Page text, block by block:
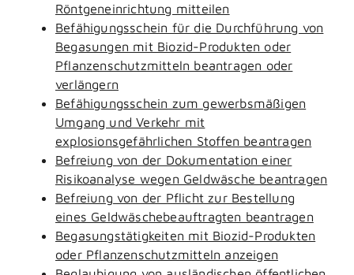
Röntgeneinrichtung mitteilen
Befähigungsschein für die Durchführung von
Begasungen mit Biozid-Produkten oder
Pflanzenschutzmitteln beantragen oder
verlängern
Befähigungsschein zum gewerbsmäßigen
Umgang und Verkehr mit
explosionsgefährlichen Stoffen beantragen
Befreiung von der Dokumentation einer
Risikoanalyse wegen Geldwäsche beantragen
Befreiung von der Pflicht zur Bestellung
eines Geldwäschebeauftragten beantragen
Begasungstätigkeiten mit Biozid-Produkten
oder Pflanzenschutzmitteln anzeigen